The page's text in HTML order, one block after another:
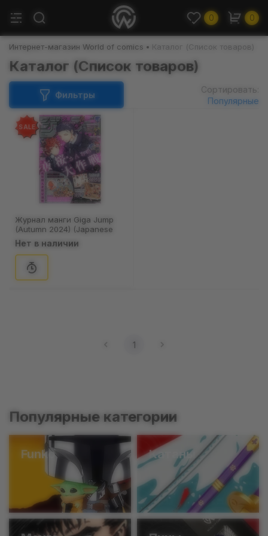
0 0
Интернет-магазин World of comics Каталог (Список товаров)
Каталог (Список товаров)
Фильтры
Сортировать:
Популярные
SALE
Журнал манги Giga Jump
(Autumn 2024) (Japanese
Edition), (370158)
Нет в наличии
1
Популярные категории
Funko Катаны